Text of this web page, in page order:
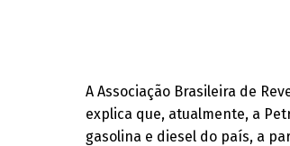
A Associação Brasileira de
explica que, atualmente, a
gasolina e diesel do país, a